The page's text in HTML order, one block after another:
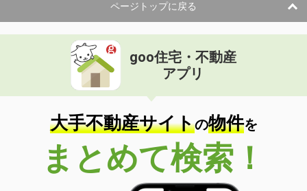
土地面積 108.35m²
和歌山県御坊市塩屋町北塩屋
価 格
住 所
和歌山県御坊市塩屋町北塩屋
建物面積 95.07m²
土地面積
140.45m²
和歌山県和歌山市加太
価 格
790万円
和歌山県和歌山市加太
ページトップに戻る
goo住宅・不動産
アプリ
大手不動産サイトの物件を
まとめて検索！